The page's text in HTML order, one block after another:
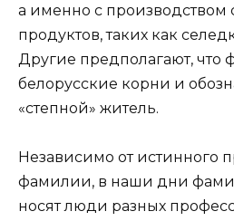
а именно с производством
продуктов, таких как
Другие предполагают, что
белорусские корни и
«степной» житель.
Независимо от истинного
фамилии, в наши дни
носят люди разных